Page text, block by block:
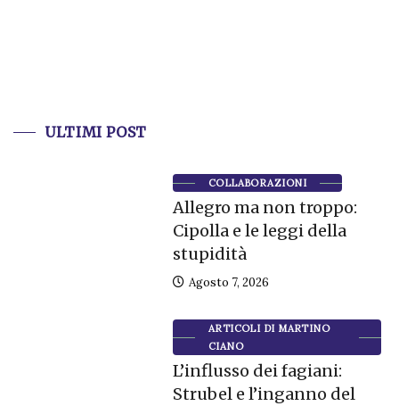
ULTIMI POST
COLLABORAZIONI
Allegro ma non troppo:
Cipolla e le leggi della
stupidità
Agosto 7, 2026
ARTICOLI DI MARTINO
CIANO
L’influsso dei fagiani:
Strubel e l’inganno del